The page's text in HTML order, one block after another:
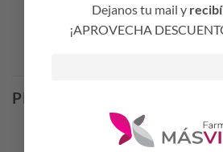
Dejanos tu mail y
¡APROVECHA
Productos
PRODUCTOS